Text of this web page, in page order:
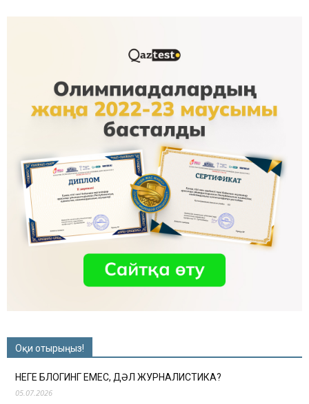
Оқи отырыңыз!
НЕГЕ БЛОГИНГ ЕМЕС, ДӘЛ ЖУРНАЛИСТИКА?
05.07.2026